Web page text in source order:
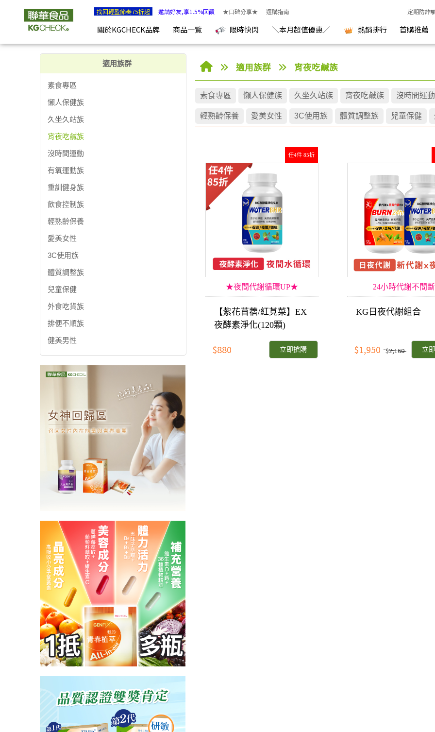
宵夜吃鹹族 | KGCHECK聯華食品生醫研究室
找回輕盈節奏75折起 邀請好友,享1.5%回饋 ★口碑分享★ 選購指南 定期防詐
關於KGCHECK品牌 商品一覽 限時快閃 ＼本月超值優惠／ 熱銷排行 首購推薦
適用族群
素食專區
懶人保健族
久坐久站族
宵夜吃鹹族
沒時間運動
有氧運動族
重訓健身族
飲食控制族
輕熟齡保養
愛美女性
3C使用族
體質調整族
兒童保健
外食吃貨族
排便不順族
健美男性
適用族群 宵夜吃鹹族
素食專區 懶人保健族 久坐久站族 宵夜吃鹹族 沒時間運動
輕熟齡保養 愛美女性 3C使用族 體質調整族 兒童保健
任4件 85折
★夜間代謝循環UP★
【紫花苜蓿/紅莧菜】EX
夜酵素淨化(120顆)
$880 立即搶購
24小時代謝不間斷
KG日夜代謝組合
$1,950 $2,160 立